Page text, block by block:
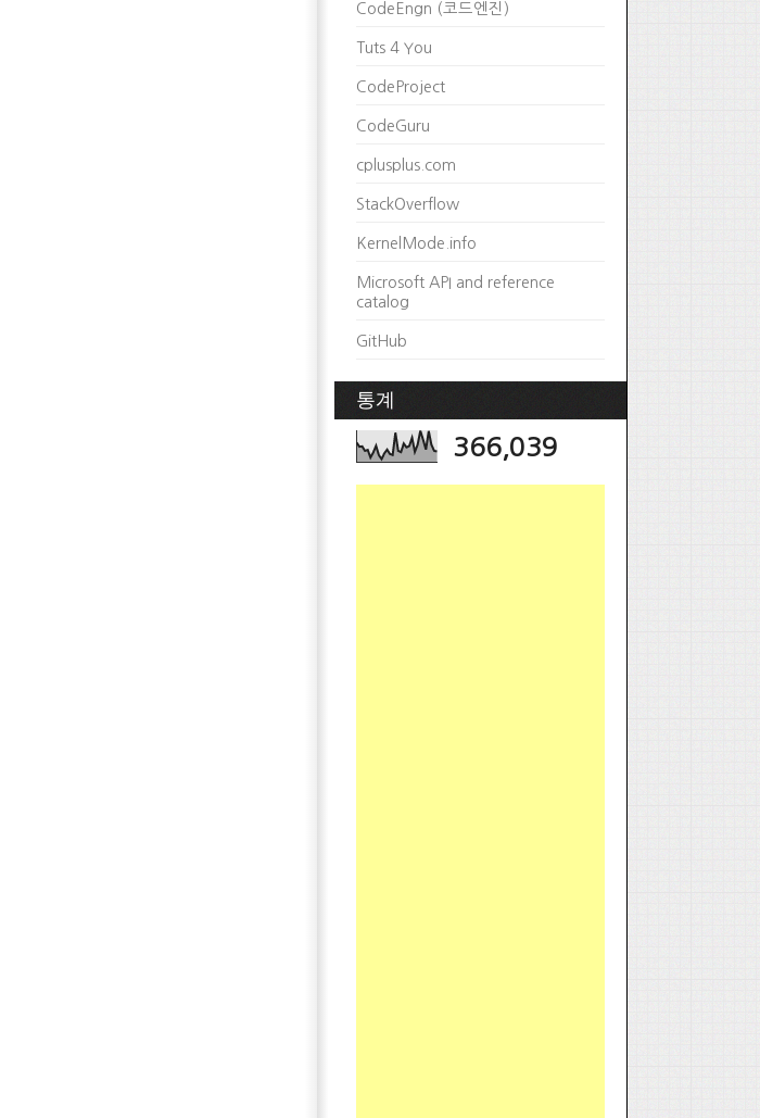
CodeEngn (코드엔진)
Tuts 4 You
CodeProject
CodeGuru
cplusplus.com
StackOverflow
KernelMode.info
Microsoft API and reference
catalog
GitHub
통계
366,039